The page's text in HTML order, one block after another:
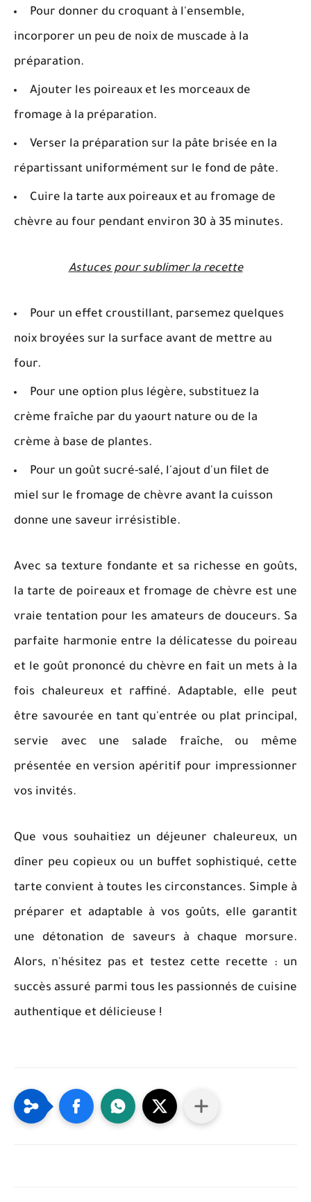
Pour donner du croquant à l'ensemble,
incorporer un peu de noix de muscade à la
préparation.
Ajouter les poireaux et les morceaux de
fromage à la préparation.
Verser la préparation sur la pâte brisée en la
répartissant uniformément sur le fond de pâte.
Cuire la tarte aux poireaux et au fromage de
chèvre au four pendant environ 30 à 35 minutes.
Astuces pour sublimer la recette
Pour un effet croustillant, parsemez quelques
noix broyées sur la surface avant de mettre au
four.
Pour une option plus légère, substituez la
crème fraîche par du yaourt nature ou de la
crème à base de plantes.
Pour un goût sucré-salé, l'ajout d'un filet de
miel sur le fromage de chèvre avant la cuisson
donne une saveur irrésistible.
Avec sa texture fondante et sa richesse en goûts,
la tarte de poireaux et fromage de chèvre est une
vraie tentation pour les amateurs de douceurs. Sa
parfaite harmonie entre la délicatesse du poireau
et le goût prononcé du chèvre en fait un mets à la
fois chaleureux et raffiné. Adaptable, elle peut
être savourée en tant qu'entrée ou plat principal,
servie avec une salade fraîche, ou même
présentée en version apéritif pour impressionner
vos invités.
Que vous souhaitiez un déjeuner chaleureux, un
dîner peu copieux ou un buffet sophistiqué, cette
tarte convient à toutes les circonstances. Simple à
préparer et adaptable à vos goûts, elle garantit
une détonation de saveurs à chaque morsure.
Alors, n'hésitez pas et testez cette recette : un
succès assuré parmi tous les passionnés de cuisine
authentique et délicieuse !